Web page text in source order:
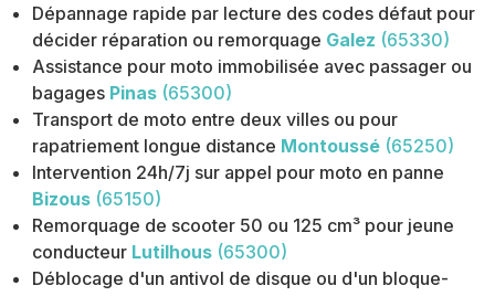
Dépannage rapide par lecture des codes défaut pour
décider réparation ou remorquage Galez (65330)
Assistance pour moto immobilisée avec passager ou
bagages Pinas (65300)
Transport de moto entre deux villes ou pour
rapatriement longue distance Montoussé (65250)
Intervention 24h/7j sur appel pour moto en panne
Bizous (65150)
Remorquage de scooter 50 ou 125 cm³ pour jeune
conducteur Lutilhous (65300)
Déblocage d'un antivol de disque ou d'un bloque-